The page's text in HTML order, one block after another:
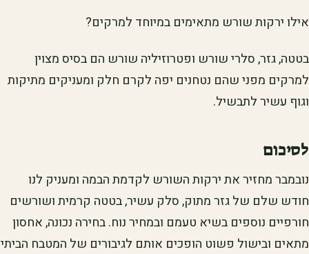
אילו ירקות שורש מתאימים במיוחד למרקים?
בטטה, גזר, סלרי שורש ופטרוזיליה שורש הם בסיס מצוין
למרקים מפני שהם נטחנים יפה לקרם חלק ומעניקים מתיקות
וגוף עשיר לתבשיל.
לסיכום
נובמבר מחזיר את ירקות השורש לקדמת הבמה ומעניק לנו
חודש שלם של גזר מתוק, סלק עשיר, בטטה קרמית ושורשים
חורפיים נוספים בשיא טעמם ובמחיר נוח. בחירה נכונה, אחסון
מתאים ובישול פשוט הופכים אותם לגיבורים של המטבח הביתי